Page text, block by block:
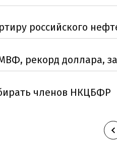
российского
рекорд доллара,
членов НКЦБФР